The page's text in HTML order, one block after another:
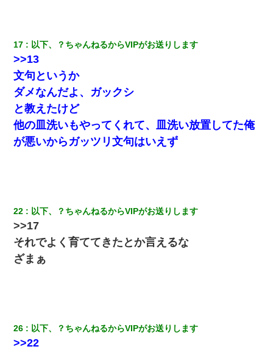
17 以下、？ちゃんねるからVIPがお送りします
>>13
文句というか
ダメなんだよ、ガックシ
と教えたけど
他の皿洗いもやってくれて、皿洗い放置してた俺
が悪いからガッツリ文句はいえず
22 以下、？ちゃんねるからVIPがお送りします
>>17
それでよく育ててきたとか言えるな
ざまぁ
26 以下、？ちゃんねるからVIPがお送りします
>>22